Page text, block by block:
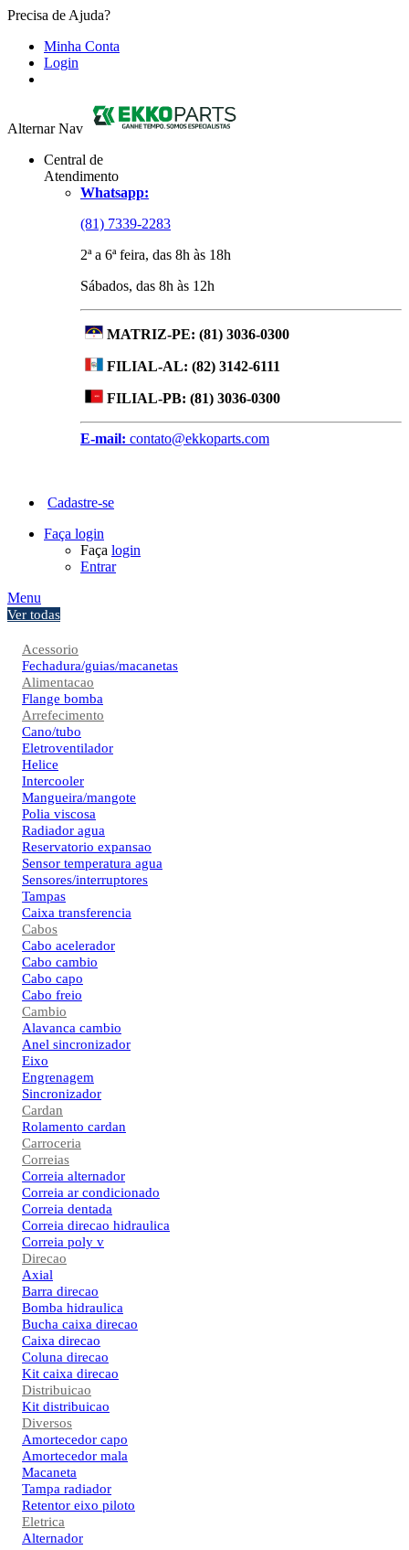
Precisa de Ajuda?
Minha Conta
Login
Alternar Nav
Central de
Atendimento
Whatsapp:
(81) 7339-2283
2ª a 6ª feira, das 8h às 18h
Sábados, das 8h às 12h
MATRIZ-PE: (81) 3036-0300
FILIAL-AL: (82) 3142-6111
FILIAL-PB: (81) 3036-0300
E-mail: contato@ekkoparts.com
Cadastre-se
Faça login
Faça login
Entrar
Menu
Ver todas
Acessorio
Fechadura/guias/macanetas
Alimentacao
Flange bomba
Arrefecimento
Cano/tubo
Eletroventilador
Helice
Intercooler
Mangueira/mangote
Polia viscosa
Radiador agua
Reservatorio expansao
Sensor temperatura agua
Sensores/interruptores
Tampas
Caixa transferencia
Cabos
Cabo acelerador
Cabo cambio
Cabo capo
Cabo freio
Cambio
Alavanca cambio
Anel sincronizador
Eixo
Engrenagem
Sincronizador
Cardan
Rolamento cardan
Carroceria
Correias
Correia alternador
Correia ar condicionado
Correia dentada
Correia direcao hidraulica
Correia poly v
Direcao
Axial
Barra direcao
Bomba hidraulica
Bucha caixa direcao
Caixa direcao
Coluna direcao
Kit caixa direcao
Distribuicao
Kit distribuicao
Diversos
Amortecedor capo
Amortecedor mala
Macaneta
Tampa radiador
Retentor eixo piloto
Eletrica
Alternador